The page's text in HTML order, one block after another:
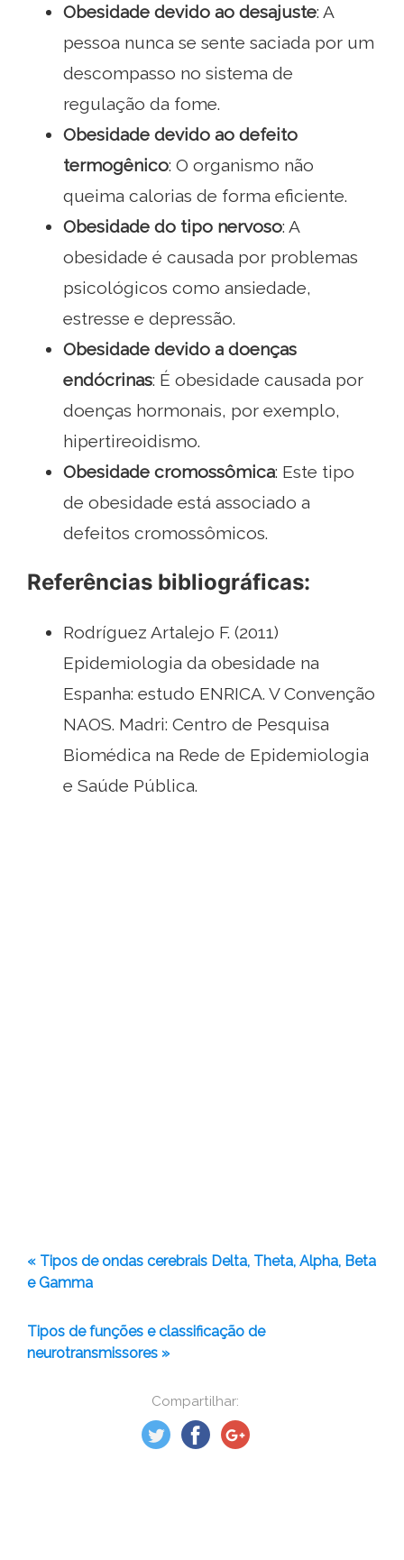
Compartilhar:
Obesidade devido ao desajuste: A
pessoa nunca se sente saciada por um
descompasso no sistema de
regulação da fome.
Obesidade devido ao defeito
termogênico: O organismo não
queima calorias de forma eficiente.
Obesidade do tipo nervoso: A
obesidade é causada por problemas
psicológicos como ansiedade,
estresse e depressão.
Obesidade devido a doenças
endócrinas: É obesidade causada por
doenças hormonais, por exemplo,
hipertireoidismo.
Obesidade cromossômica: Este tipo
de obesidade está associado a
defeitos cromossômicos.
Referências bibliográficas:
Rodríguez Artalejo F. (2011)
Epidemiologia da obesidade na
Espanha: estudo ENRICA. V Convenção
NAOS. Madri: Centro de Pesquisa
Biomédica na Rede de Epidemiologia
e Saúde Pública.
« Tipos de ondas cerebrais Delta, Theta, Alpha, Beta
e Gamma
Tipos de funções e classificação de
neurotransmissores »